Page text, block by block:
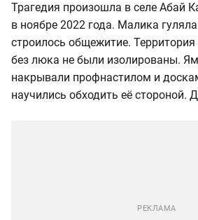
Трагедия произошла в селе Абай
в ноябре 2022 года. Малика
строилось общежитие.
без люка не были изолированы.
накрывали профнастилом и
научились обходить её стороной.